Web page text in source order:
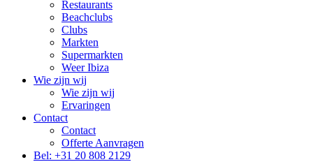
Restaurants
Beachclubs
Clubs
Markten
Supermarkten
Weer Ibiza
Wie zijn wij
Wie zijn wij
Ervaringen
Contact
Contact
Offerte Aanvragen
Bel: +31 20 808 2129